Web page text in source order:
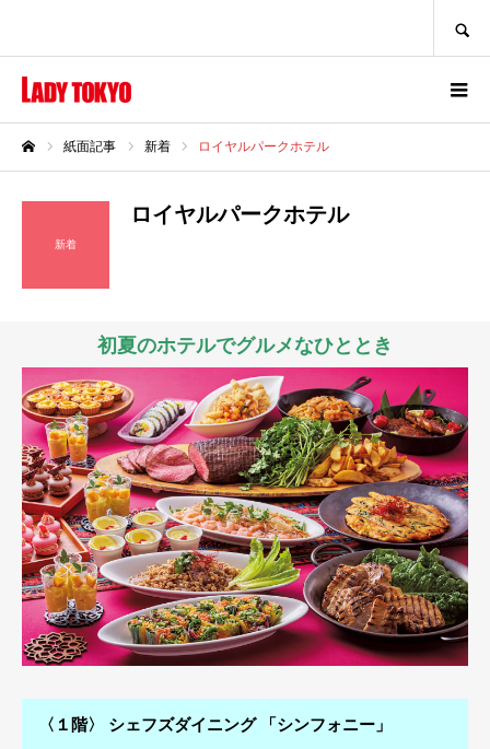
紙面記事 新着 ロイヤルパークホテル
新着
ロイヤルパークホテル
初夏のホテルでグルメなひととき
〈１階〉 シェフズダイニング 「シンフォニー」